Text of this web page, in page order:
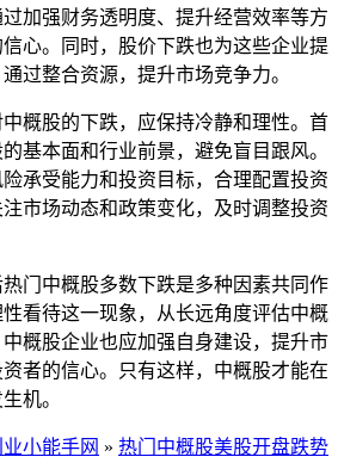
加强财务透明度、提升经营效率等方
心。同时，股价下跌也为这些企业提
过整合资源，提升市场竞争力。
概股的下跌，应保持冷静和理性。首
基本面和行业前景，避免盲目跟风。
承受能力和投资目标，合理配置投资
市场动态和政策变化，及时调整投资
门中概股多数下跌是多种因素共同作
看待这一现象，从长远角度评估中概
概股企业也应加强自身建设，提升市
者的信心。只有这样，中概股才能在
机。
小能手网 » 热门中概股美股开盘跌势